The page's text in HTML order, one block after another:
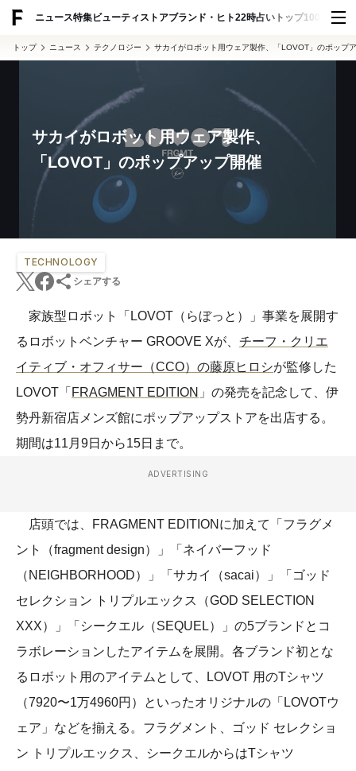
ニュース特集ビューティ ストアブランド・ヒト22時占い トップ100 スナッ
トップ ニュース テクノロジー サカイがロボット用ウェア製作、「LOVOT」のポップ
サカイがロボット用ウェア製作、
「LOVOT」のポップアップ開催
TECHNOLOGY
シェアする
家族型ロボット「LOVOT（らぼっと）」事業を展開す
るロボットベンチャー GROOVE Xが、 チーフ・クリエ
イティブ・オフィサー（CCO）の藤原ヒロシが監修した
LOVOT「 FRAGMENT EDITION 」の発売を記念して、伊
勢丹新宿店メンズ館にポップアップストアを出店する。
期間は11月9日から15日まで。
ADVERTISING
店頭では、FRAGMENT EDITIONに加えて「フラグメ
ント（fragment design）」「ネイバーフッド
（NEIGHBORHOOD）」「サカイ（sacai）」「ゴッド
セレクション トリプルエックス（GOD SELECTION
XXX）」「シークエル（SEQUEL）」の5ブランドとコ
ラボレーションしたアイテムを展開。各ブランド初とな
るロボット用のアイテムとして、LOVOT 用のTシャツ
（7920〜1万4960円）といったオリジナルの「LOVOTウ
ェア」などを揃える。フラグメント、ゴッド セレクショ
ン トリプルエックス、シークエルからはTシャツ